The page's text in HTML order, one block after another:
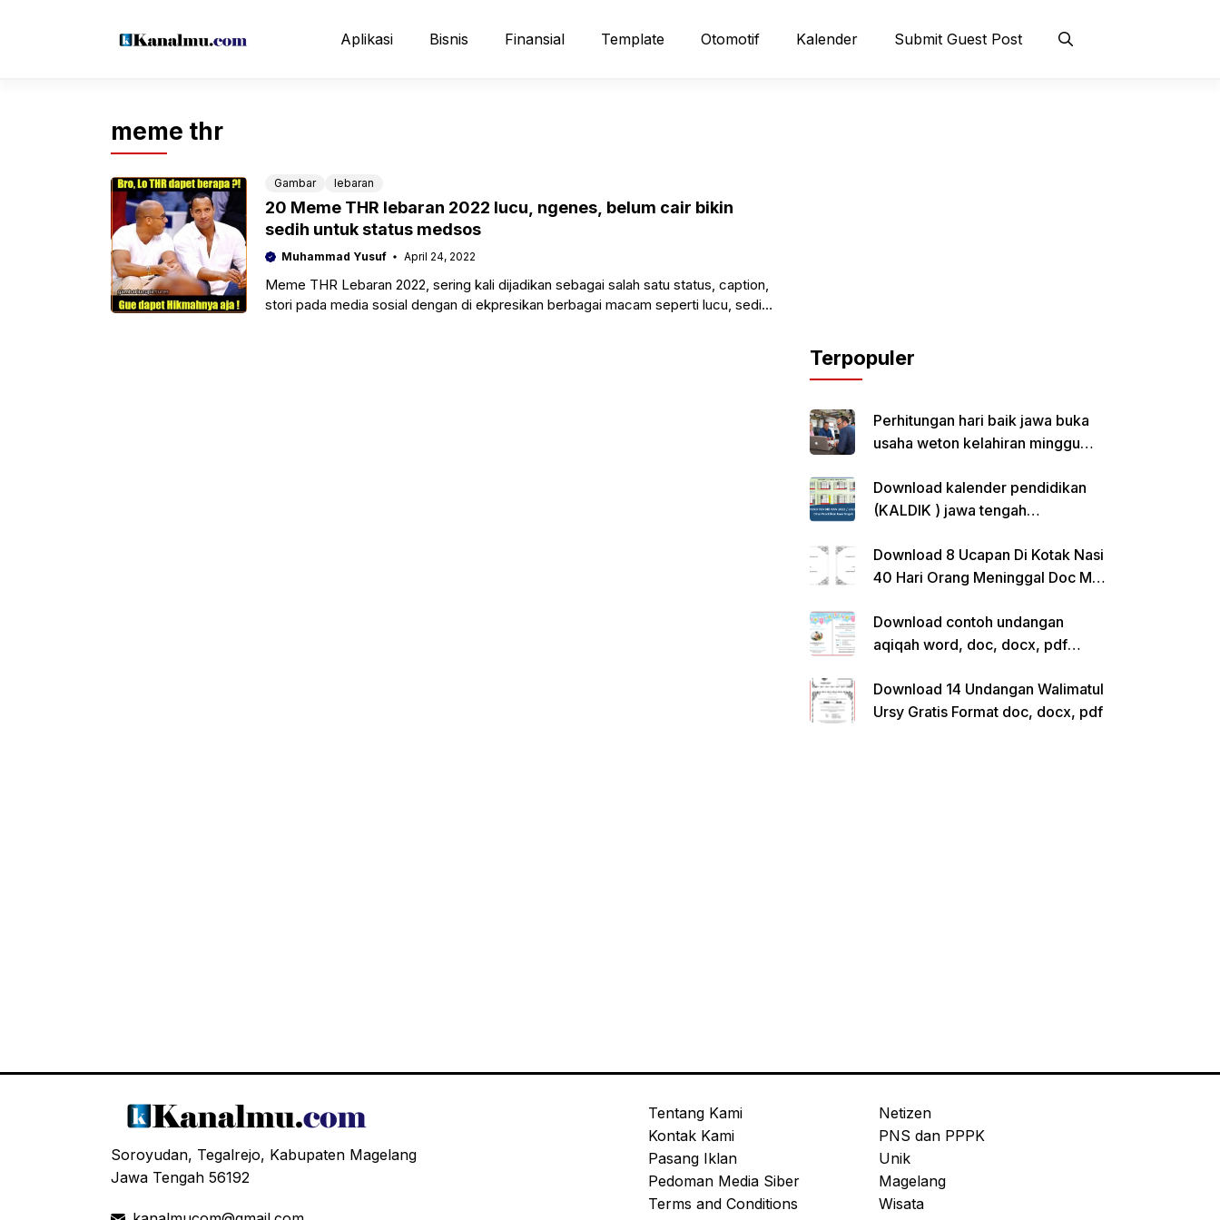
Aplikasi Bisnis Finansial Template Otomotif Kalender Submit Guest Post
meme thr
Gambar lebaran
20 Meme THR lebaran 2022 lucu, ngenes, belum cair bikin
sedih untuk status medsos
Muhammad Yusuf April 24, 2022
Meme THR Lebaran 2022, sering kali dijadikan sebagai salah satu status, caption,
stori pada media sosial dengan di ekpresikan berbagai macam seperti lucu, sedik,
Terpopuler
Perhitungan hari baik jawa buka
usaha weton kelahiran minggu
Download kalender pendidikan
(KALDIK ) jawa tengah
Download 8 Ucapan Di Kotak Nasi
40 Hari Orang Meninggal Doc Ms.
Download contoh undangan
aqiqah word, doc, docx, pdf
Download 14 Undangan Walimatul
Ursy Gratis Format doc, docx, pdf
Soroyudan, Tegalrejo, Kabupaten Magelang
Jawa Tengah 56192
Tentang Kami
Kontak Kami
Pasang Iklan
Pedoman Media Siber
Terms and Conditions
Netizen
PNS dan PPPK
Unik
Magelang
Wisata